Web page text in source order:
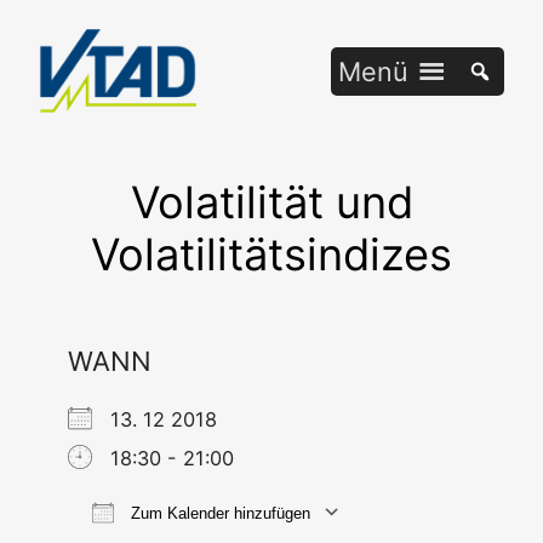
springen
Menü
Volatilität und
Volatilitätsindizes
WANN
13. 12 2018
18:30 - 21:00
Zum Kalender hinzufügen